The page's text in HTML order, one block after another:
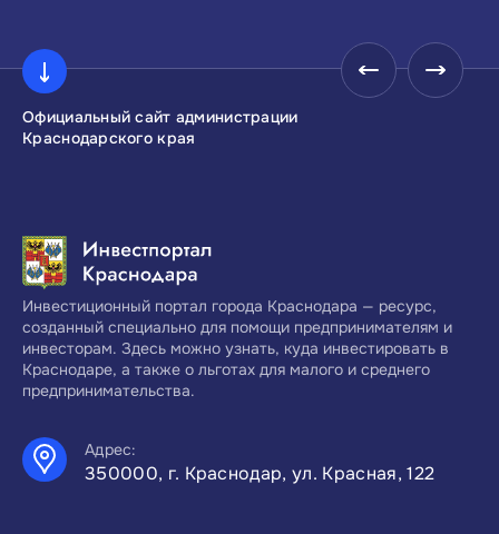
Официальный сайт администрации
Краснодарского края
Инвестиционный портал города Краснодара — ресурс,
созданный специально для помощи предпринимателям и
инвесторам. Здесь можно узнать, куда инвестировать в
Краснодаре, а также о льготах для малого и среднего
предпринимательства.
Адрес:
350000, г. Краснодар, ул. Красная, 122